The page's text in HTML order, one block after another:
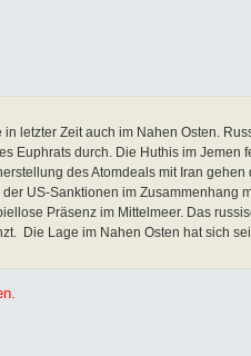
letzter Zeit auch im Nahen Osten.
Euphrats durch. Die Huthis im Jemen
des Atomdeals mit Iran gehen
US-Sanktionen im Zusammenhang
Präsenz im Mittelmeer. Das
Die Lage im Nahen Osten hat sich